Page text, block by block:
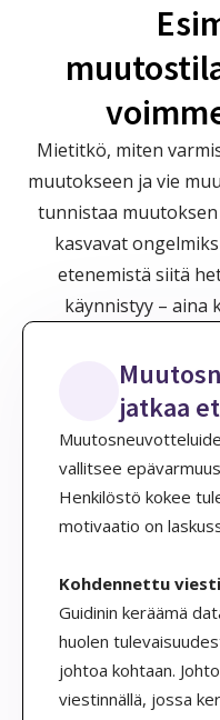
Mietitkö, miten
muutokseen ja vie
tunnistaa
kasvavat
etenemistä siitä
käynnistyy – aina
jatkaa
vallitsee
Henkilöstö kokee
motivaatio on
Kohdennettu
Guidinin keräämä
huolen
johtoa kohtaan.
viestinnällä, jossa